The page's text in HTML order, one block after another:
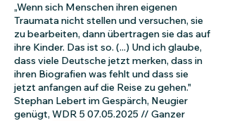
„Wenn sich Menschen ihren eigenen
Traumata nicht stellen und versuchen, sie
zu bearbeiten, dann übertragen sie das auf
ihre Kinder. Das ist so. (...) Und ich glaube,
dass viele Deutsche jetzt merken, dass in
ihren Biografien was fehlt und dass sie
jetzt anfangen auf die Reise zu gehen."
Stephan Lebert im Gespärch, Neugier
genügt, WDR 5 07.05.2025 // Ganzer